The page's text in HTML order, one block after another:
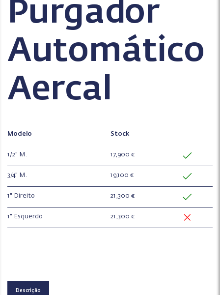
Purgador
Automático
Aercal
Modelo Stock
1/2" M. 17,900 €
3/4" M. 19,100 €
1" Direito 21,300 €
1" Esquerdo 21,300 €
Descrição